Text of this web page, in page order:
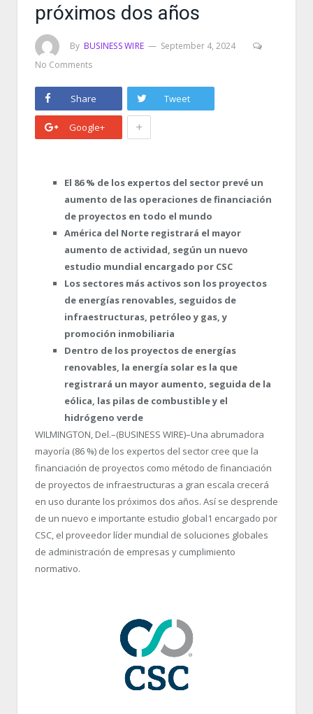
próximos dos años
By BUSINESS WIRE
September 4, 2024
No Comments
Share Tweet
Google+ +
El 86 % de los expertos del sector prevé un
aumento de las operaciones de financiación
de proyectos en todo el mundo
América del Norte registrará el mayor
aumento de actividad, según un nuevo
estudio mundial encargado por CSC
Los sectores más activos son los proyectos
de energías renovables, seguidos de
infraestructuras, petróleo y gas, y
promoción inmobiliaria
Dentro de los proyectos de energías
renovables, la energía solar es la que
registrará un mayor aumento, seguida de la
eólica, las pilas de combustible y el
hidrógeno verde
WILMINGTON, Del.–(BUSINESS WIRE)–Una abrumadora
mayoría (86 %) de los expertos del sector cree que la
financiación de proyectos como método de financiación
de proyectos de infraestructuras a gran escala crecerá
en uso durante los próximos dos años. Así se desprende
de un nuevo e importante estudio global1 encargado por
CSC, el proveedor líder mundial de soluciones globales
de administración de empresas y cumplimiento
normativo.